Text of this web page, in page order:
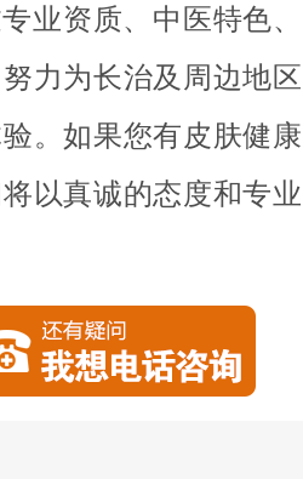
业资质、中医特色、
力为长治及周边地区
。如果您有皮肤健康
以真诚的态度和专业